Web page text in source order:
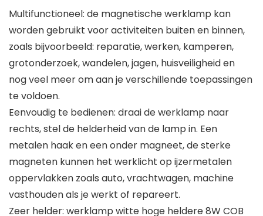
Multifunctioneel: de magnetische werklamp kan
worden gebruikt voor activiteiten buiten en binnen,
zoals bijvoorbeeld: reparatie, werken, kamperen,
grotonderzoek, wandelen, jagen, huisveiligheid en
nog veel meer om aan je verschillende toepassingen
te voldoen.
Eenvoudig te bedienen: draai de werklamp naar
rechts, stel de helderheid van de lamp in. Een
metalen haak en een onder magneet, de sterke
magneten kunnen het werklicht op ijzermetalen
oppervlakken zoals auto, vrachtwagen, machine
vasthouden als je werkt of repareert.
Zeer helder: werklamp witte hoge heldere 8W COB